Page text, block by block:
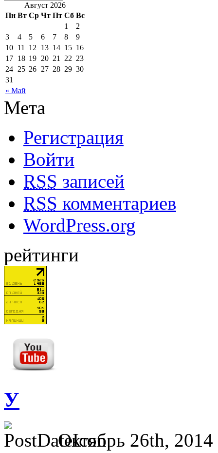
Август 2026
Пн Вт Ср Чт Пт Сб Вс
« Май
1
2
3
4 5 6 7 8
9
10 11 12 13 14 15 16
17 18 19 20 21 22 23
24 25 26 27 28 29 30
31
Мета
Регистрация
Войти
RSS записей
RSS комментариев
WordPress.org
рейтинги
У
Октябрь 26th,